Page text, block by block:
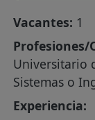
Vacantes: 1
Profesiones/
Universitario
Sistemas o
Experiencia: